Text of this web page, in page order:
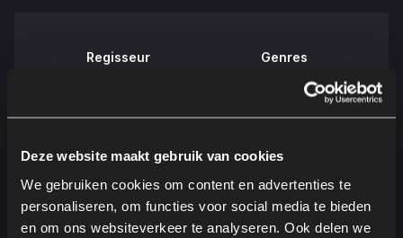
Deze website maakt gebruik van cookies
We gebruiken cookies om content en advertenties te
personaliseren, om functies voor social media te bieden
en om ons websiteverkeer te analyseren. Ook delen we
Regisseur Genres
Ondertiteling Releasedatum